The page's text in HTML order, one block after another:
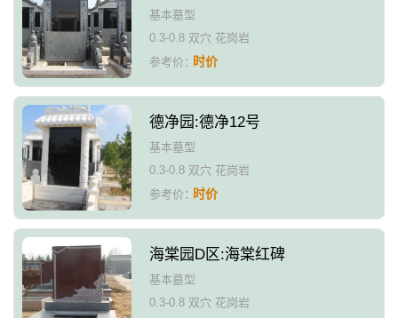
基本墓型
0.3-0.8 双穴 花岗岩
参考价：时价
德净园:德净12号
基本墓型
0.3-0.8 双穴 花岗岩
参考价：时价
海棠园D区:海棠红碑
基本墓型
0.3-0.8 双穴 花岗岩